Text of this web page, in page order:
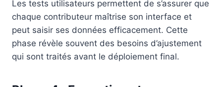
Les tests utilisateurs permettent de s’assurer que
chaque contributeur maîtrise son interface et
peut saisir ses données efficacement. Cette
phase révèle souvent des besoins d’ajustement
qui sont traités avant le déploiement final.